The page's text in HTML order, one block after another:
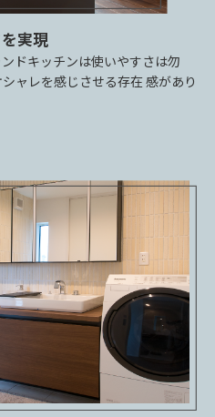
実現
ドキッチンは使いやすさは勿
ャレを感じさせる存在 感があり